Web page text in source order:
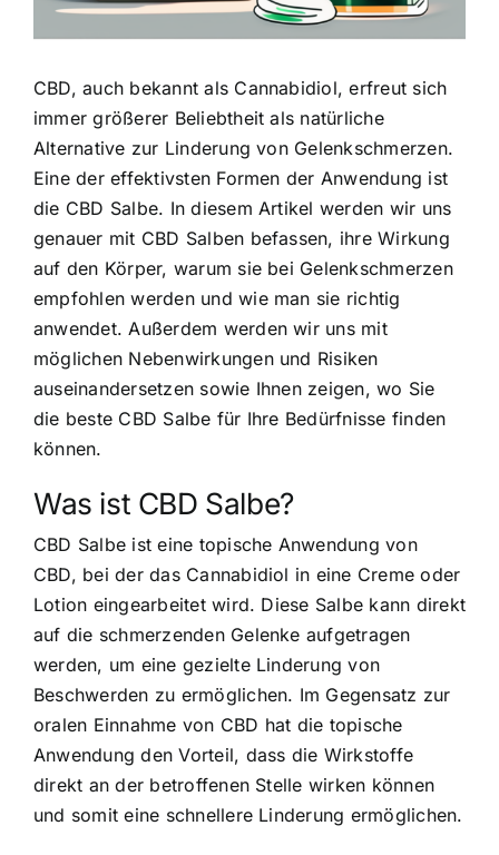
CBD, auch bekannt als Cannabidiol, erfreut sich
immer größerer Beliebtheit als natürliche
Alternative zur Linderung von Gelenkschmerzen.
Eine der effektivsten Formen der Anwendung ist
die CBD Salbe. In diesem Artikel werden wir uns
genauer mit CBD Salben befassen, ihre Wirkung
auf den Körper, warum sie bei Gelenkschmerzen
empfohlen werden und wie man sie richtig
anwendet. Außerdem werden wir uns mit
möglichen Nebenwirkungen und Risiken
auseinandersetzen sowie Ihnen zeigen, wo Sie
die beste CBD Salbe für Ihre Bedürfnisse finden
können.
Was ist CBD Salbe?
CBD Salbe ist eine topische Anwendung von
CBD, bei der das Cannabidiol in eine Creme oder
Lotion eingearbeitet wird. Diese Salbe kann direkt
auf die schmerzenden Gelenke aufgetragen
werden, um eine gezielte Linderung von
Beschwerden zu ermöglichen. Im Gegensatz zur
oralen Einnahme von CBD hat die topische
Anwendung den Vorteil, dass die Wirkstoffe
direkt an der betroffenen Stelle wirken können
und somit eine schnellere Linderung ermöglichen.